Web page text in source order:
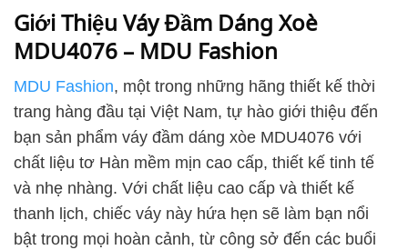
Giới Thiệu Váy Đầm Dáng Xoè
MDU4076 – MDU Fashion
MDU Fashion, một trong những hãng thiết kế thời
trang hàng đầu tại Việt Nam, tự hào giới thiệu đến
bạn sản phẩm váy đầm dáng xòe MDU4076 với
chất liệu tơ Hàn mềm mịn cao cấp, thiết kế tinh tế
và nhẹ nhàng. Với chất liệu cao cấp và thiết kế
thanh lịch, chiếc váy này hứa hẹn sẽ làm bạn nổi
bật trong mọi hoàn cảnh, từ công sở đến các buổi